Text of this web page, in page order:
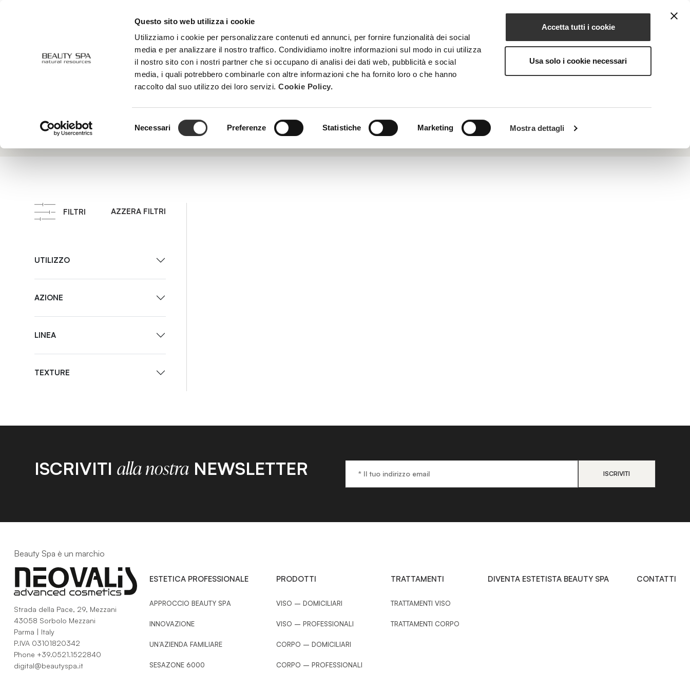
Questo sito web utilizza i cookie
Utilizziamo i cookie per personalizzare contenuti ed annunci, per fornire funzionalità dei social
media e per analizzare il nostro traffico. Condividiamo inoltre informazioni sul modo in cui utilizza
il nostro sito con i nostri partner che si occupano di analisi dei dati web, pubblicità e social
media, i quali potrebbero combinarle con altre informazioni che ha fornito loro o che hanno
raccolto dal suo utilizzo dei loro servizi.Cookie Policy.
del
Necessari Preferenze Statistiche Marketing Mostra dettagli
Accetta tutti i cookie
Usa solo i cookie necessari
CONTATTI
Lattobionico
Inibisce i radicali idrossilici e lega fortemente l’acqua, il che si traduce in tonicità, turgore e compattezza
dell’epidermide.
FILTRI AZZERA FILTRI
UTILIZZO
AZIONE
LINEA
TEXTURE
ISCRIVITIalla nostra NEWSLETTER
Beauty Spa è un marchio
Strada della Pace, 29, Mezzani
43058 Sorbolo Mezzani
Parma | Italy
P.IVA 03101820342
Phone +39.0521.1522840
digital@beautyspa.it
ESTETICA PROFESSIONALE
APPROCCIO BEAUTY SPA
INNOVAZIONE
UN’AZIENDA FAMILIARE
SESAZONE 6000
PRODOTTI
VISO – DOMICILIARI
VISO – PROFESSIONALI
CORPO – DOMICILIARI
CORPO – PROFESSIONALI
TRATTAMENTI
TRATTAMENTI VISO
TRATTAMENTI CORPO
DIVENTA ESTETISTA BEAUTY SPA CONTATTI